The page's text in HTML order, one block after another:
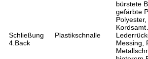
bürstete
gefärbte
Schließung
4.Back
Plastikschnalle
Messing,